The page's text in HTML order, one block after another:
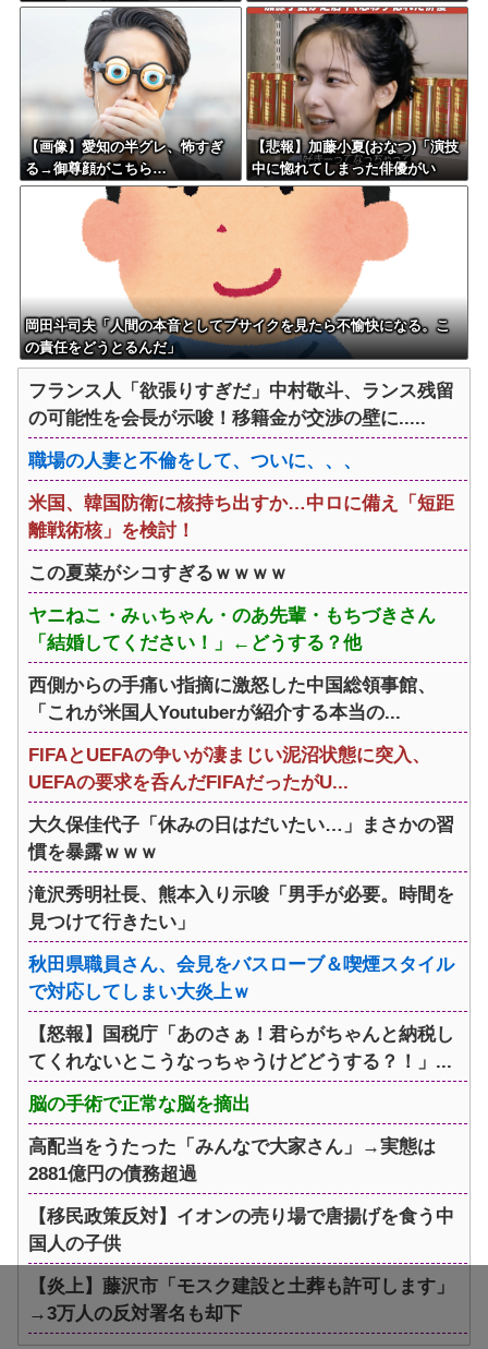
→画像がこちらw w w w w w w
賛否両論の大炎上をしてしまうw
w w w w w w
【画像】愛知の半グレ、怖すぎ
る→御尊顔がこちら…
【悲報】加藤小夏(おなつ)「演技
中に惚れてしまった俳優がい
る」
岡田斗司夫「人間の本音としてブサイクを見たら不愉快になる。こ
の責任をどうとるんだ」
フランス人「欲張りすぎだ」中村敬斗、ランス残留
の可能性を会長が示唆！移籍金が交渉の壁に.....
職場の人妻と不倫をして、ついに、、、
米国、韓国防衛に核持ち出すか…中ロに備え「短距
離戦術核」を検討！
この夏菜がシコすぎるｗｗｗｗ
ヤニねこ・みぃちゃん・のあ先輩・もちづきさん
「結婚してください！」←どうする？他
西側からの手痛い指摘に激怒した中国総領事館、
「これが米国人Youtuberが紹介する本当の...
FIFAとUEFAの争いが凄まじい泥沼状態に突入、
UEFAの要求を呑んだFIFAだったがU...
大久保佳代子「休みの日はだいたい…」まさかの習
慣を暴露ｗｗｗ
滝沢秀明社長、熊本入り示唆「男手が必要。時間を
見つけて行きたい」
秋田県職員さん、会見をバスローブ＆喫煙スタイル
で対応してしまい大炎上ｗ
【怒報】国税庁「あのさぁ！君らがちゃんと納税し
てくれないとこうなっちゃうけどどうする？！」...
脳の手術で正常な脳を摘出
高配当をうたった「みんなで大家さん」→実態は
2881億円の債務超過
【移民政策反対】イオンの売り場で唐揚げを食う中
国人の子供
【炎上】藤沢市「モスク建設と土葬も許可します」
→3万人の反対署名も却下